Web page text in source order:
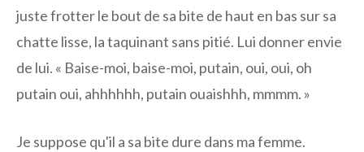
juste frotter le bout de sa bite de haut en bas sur sa
chatte lisse, la taquinant sans pitié. Lui donner envie
de lui. « Baise-moi, baise-moi, putain, oui, oui, oh
putain oui, ahhhhhh, putain ouaishhh, mmmm. »
Je suppose qu'il a sa bite dure dans ma femme.